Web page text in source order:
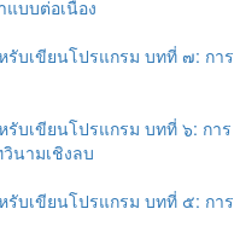
บบต่อเนื่อง
รับเขียนโปรแกรม บทที่ ๗: การ
รับเขียนโปรแกรม บทที่ ๖: การ
นามเชิงลบ
รับเขียนโปรแกรม บทที่ ๕: การ